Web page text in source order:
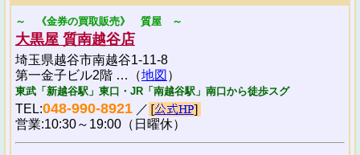
～ 《金券の買取販売》 質屋 ～
大黒屋 質南越谷店
埼玉県越谷市南越谷1-11-8
第一金子ビル2階 …（地図 ）
東武「新越谷駅」東口・JR「南越谷駅」南口から徒歩スグ
TEL:048-990-8921 ／
営業:10:30～19:00（日曜休）